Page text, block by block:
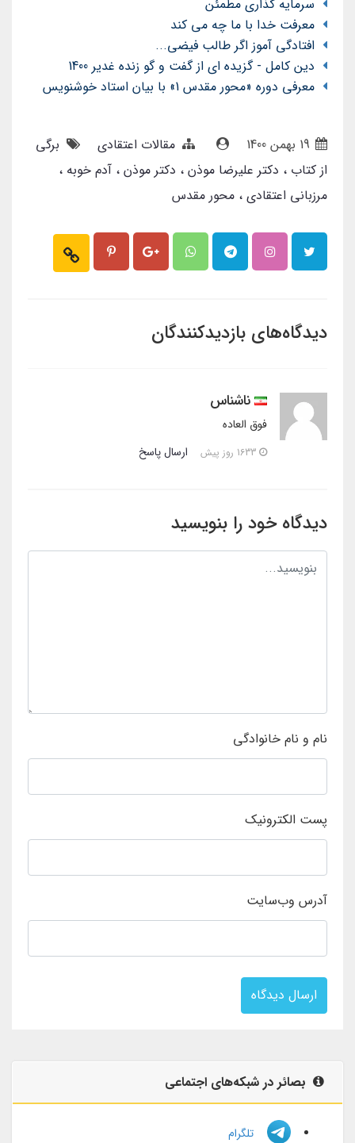
سرمایه گذاری مطمئن
معرفت خدا با ما چه می کند
افتادگی آموز اگر طالب فیضی...
دین کامل - گزیده ای از گفت و گو زنده غدیر 1400
معرفی دوره «محور مقدس 1» با بیان استاد خوشنویس
مقالات اعتقادی
برگی
از کتاب
دکتر علیرضا موذن دکتر موذن آدم خوبه
مرزبانی اعتقادی محور مقدس
دیدگاه‌های بازدیدکنندگان
ناشناس
فوق العاده
ارسال پاسخ
دیدگاه خود را بنویسید
نام و نام خانوادگی
پست الکترونیک
آدرس وب‌سایت
ارسال دیدگاه
بصائر در شبکه‌های اجتماعی
تلگرام